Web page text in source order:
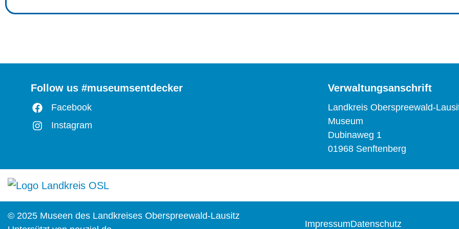
Follow us #museumsentdecker
Facebook
Instagram
Verwaltungsanschrift
Landkreis Oberspreewald-
Museum
Dubinaweg 1
01968 Senftenberg
© 2025 Museen des Landkreises Oberspreewald-Lausitz
ImpressumDatenschutz